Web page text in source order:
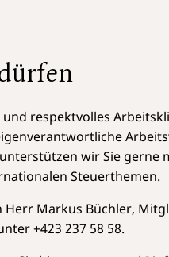
respektvolles
wir Sie gerne
Steuerthemen.
Markus Büchler,
+423 237 58 58.